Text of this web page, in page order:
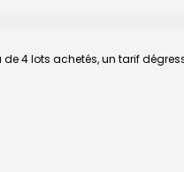
4 lots achetés, un tarif